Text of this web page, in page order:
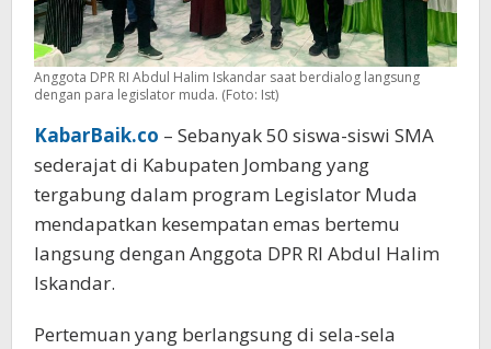
Anggota DPR RI Abdul Halim Iskandar saat berdialog langsung
dengan para legislator muda. (Foto: Ist)
KabarBaik.co – Sebanyak 50 siswa-siswi SMA
sederajat di Kabupaten Jombang yang
tergabung dalam program Legislator Muda
mendapatkan kesempatan emas bertemu
langsung dengan Anggota DPR RI Abdul Halim
Iskandar.
Pertemuan yang berlangsung di sela-sela